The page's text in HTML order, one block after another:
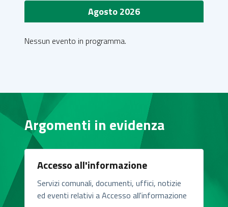
Agosto 2026
Nessun evento in programma.
Argomenti in evidenza
Accesso all'informazione
Servizi comunali, documenti, uffici, notizie
ed eventi relativi a Accesso all'informazione